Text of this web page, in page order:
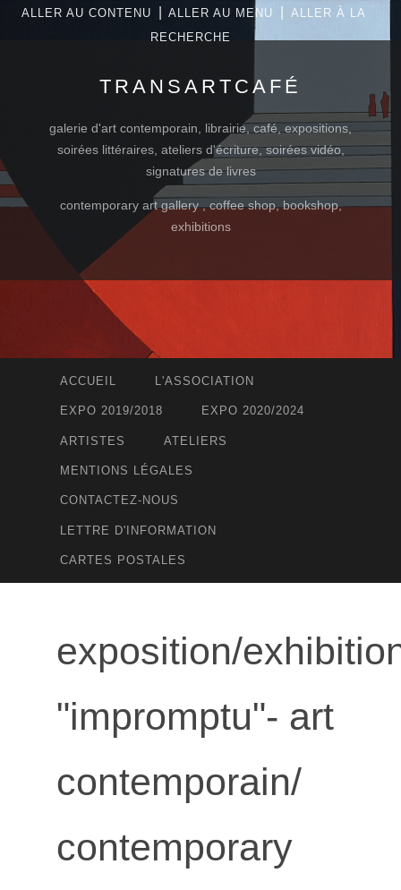
ALLER AU CONTENU ALLER AU MENU
ALLER À LA
RECHERCHE
TRANSARTCAFÉ
galerie d'art contemporain, librairie, café, expositions,
soirées littéraires, ateliers d'écriture, soirées vidéo,
signatures de livres
contemporary art gallery , coffee shop, bookshop,
exhibitions
ACCUEIL L'ASSOCIATION
EXPO 2019/2018 EXPO 2020/2024
ARTISTES ATELIERS
MENTIONS LÉGALES
CONTACTEZ-NOUS
LETTRE D'INFORMATION
CARTES POSTALES
exposition/
"impromptu"- art
contemporain/
contemporary